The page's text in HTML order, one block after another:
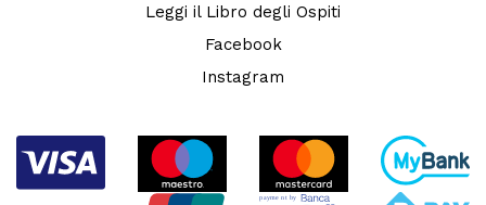
Leggi il Libro degli Ospiti
Facebook
Instagram